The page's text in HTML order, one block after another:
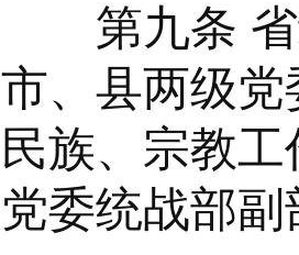
第九条 省
市、县两级
民族、宗教
党委统战部副